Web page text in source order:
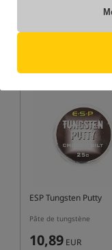
0,05 points
ESP Tungsten Putty
Pâte de tungstène
10,89 EUR